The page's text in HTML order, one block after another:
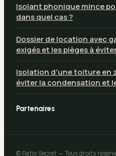
Isolant phonique mince
dans quel cas ?
Dossier de location avec
exigés et les pièges à
Isolation d'une toiture en
éviter la condensation et
Partenaires
© Patio Secret — Tous droits